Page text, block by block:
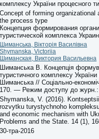
комплексу України процесного
Concept of forming
the process type
Концепция формирования
туристической комплекса
Шиманська, Вікторія Василівна
Shymanska, Victoriia
Шиманская, Виктория Васильевна
Шиманська В. Концепція
туристичного комплексу
Шиманська // Соціально-
170. — Режим доступу до
Shymanska, V. (2016).
rozvytku turystychnoho
and economic mechanism with
Problems and the State. 14 (1),
30-тра-2016